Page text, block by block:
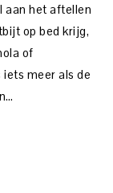
aan het aftellen
op bed krijg,
of
meer als de